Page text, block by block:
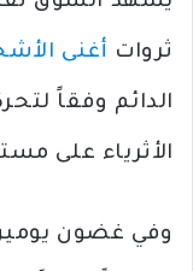
ثروات أغنى
الدائم وفقاً
الأثرياء على
وفي غضون